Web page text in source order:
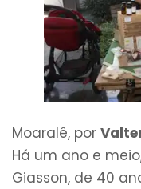
Moaralê, por
Há um ano e
Giasson, de 40